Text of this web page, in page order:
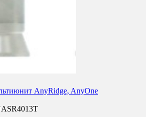
AnyRidge, AnyOne